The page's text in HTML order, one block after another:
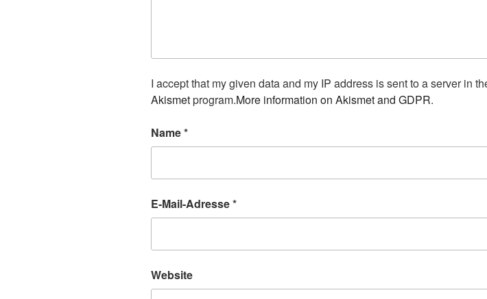
I accept that my given data and my IP address is sent to a server in
Akismetprogram.More information on Akismet and GDPR.
Name*
E-Mail-Adresse*
Website